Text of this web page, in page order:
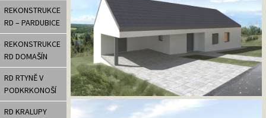
REKONSTRUKCE
RD – PARDUBICE
REKONSTRUKCE
RD DOMAŠÍN
RD RTYNĚ V
PODKRKONOŠÍ
RD KRALUPY